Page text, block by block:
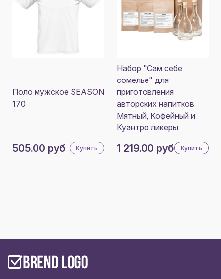
Поло мужское SEASON
170
505.00 руб Купить
Набор "Сам себе
сомелье" для
приготовления
авторских напитков
Мятный, Кофейный и
Куантро ликеры
1 219.00 руб Купить